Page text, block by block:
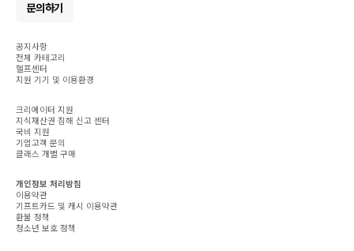
문의하기
공지사항
전체 카테고리
헬프센터
지원 기기 및 이용환경
크리에이터 지원
지식재산권 침해 신고 센터
국비 지원
기업고객 문의
클래스 개별 구매
개인정보 처리방침
이용약관
기프트카드 및 캐시 이용약관
환불 정책
청소년 보호 정책